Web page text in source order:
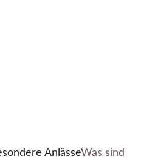
AnlässeWas sind